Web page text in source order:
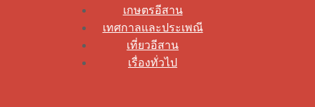
เกษตรอีสาน
เทศกาลและประเพณี
เที่ยวอีสาน
เรื่องทั่วไป